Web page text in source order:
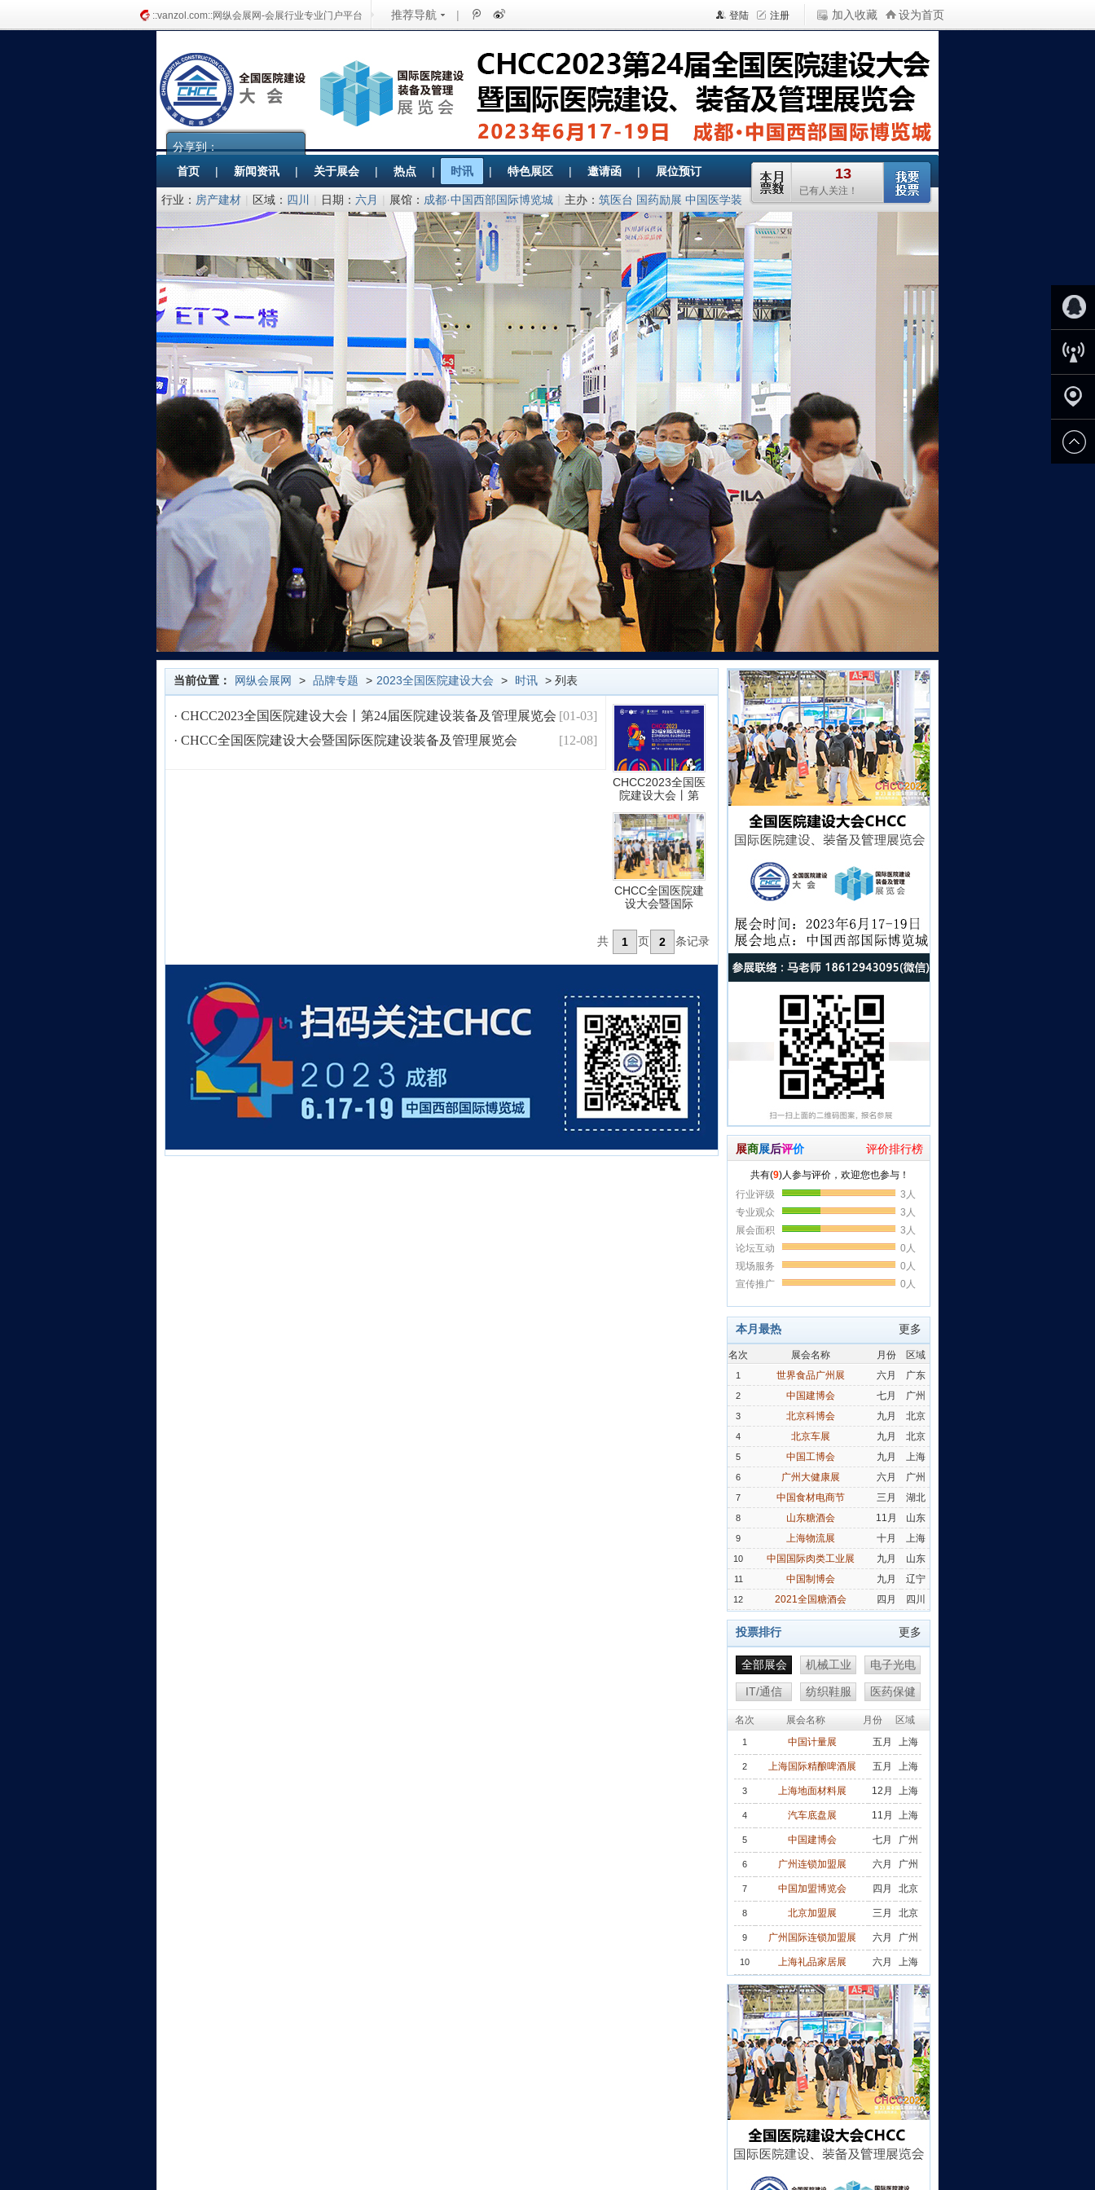
::vanzol.com::网纵会展网-会展行业专业门户平台 推荐导航 | 加入收藏 设为首页
分享到：
首页
| 新闻资讯 | 关于展会 | 热点 | 时讯 | 特色展区 | 邀请函 | 展位预订
行业： 房产建材 | 区域： 四川 | 日期： 六月 | 展馆： 成都·中国西部国际博览城 | 主办： 筑医台 国药励展 中国医学装
备协会医院建筑与装备分会 筑而瑞
当前位置： 网纵会展网 > 品牌专题 > 2023全国医院建设大会 > 时讯 > 列表
[01-03]
· CHCC2023全国医院建设大会丨第24届医院建设装备及管理展览会
[12-08]
· CHCC全国医院建设大会暨国际医院建设装备及管理展览会
CHCC2023全国医
院建设大会丨第
CHCC全国医院建
设大会暨国际
共 1 页 2 条记录
展商展后评价 评价排行榜
本月最热 更多
名次 展会名称 月份 区域
1 世界食品广州展 六月 广东
2 中国建博会 七月 广州
3 北京科博会 九月 北京
4 北京车展 九月 北京
5 中国工博会 九月 上海
6 广州大健康展 六月 广州
7 中国食材电商节 三月 湖北
8 山东糖酒会 11月 山东
9 上海物流展 十月 上海
10 中国国际肉类工业展 九月 山东
11 中国制博会 九月 辽宁
12 2021全国糖酒会 四月 四川
投票排行 更多
全部展会 机械工业 电子光电
IT/通信 纺织鞋服 医药保健
名次 展会名称 月份 区域
1 中国计量展 五月 上海
2 上海国际精酿啤酒展 五月 上海
3 上海地面材料展 12月 上海
4 汽车底盘展 11月 上海
5 中国建博会 七月 广州
6 广州连锁加盟展 六月 广州
7 中国加盟博览会 四月 北京
8 北京加盟展 三月 北京
9 广州国际连锁加盟展 六月 广州
10 上海礼品家居展 六月 上海
QQ客服
申请参
观众登